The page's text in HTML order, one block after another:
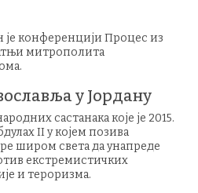
конференцији Процес из
митрополита
у Јордану
састанака које је 2015.
II у којем позива
широм света да унапреде
екстремистичких
и тероризма.